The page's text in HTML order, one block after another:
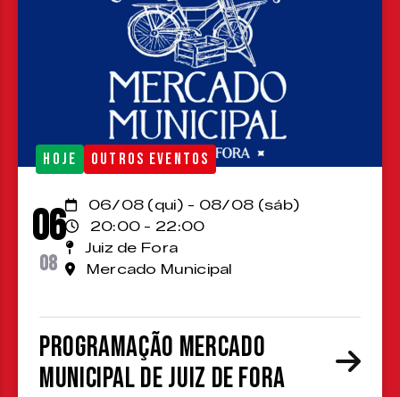
HOJE OUTROS EVENTOS
06
08
06/08 (qui) - 08/08 (sáb)
20:00 - 22:00
Juiz de Fora
Mercado Municipal
Programação Mercado
Municipal de Juiz de Fora